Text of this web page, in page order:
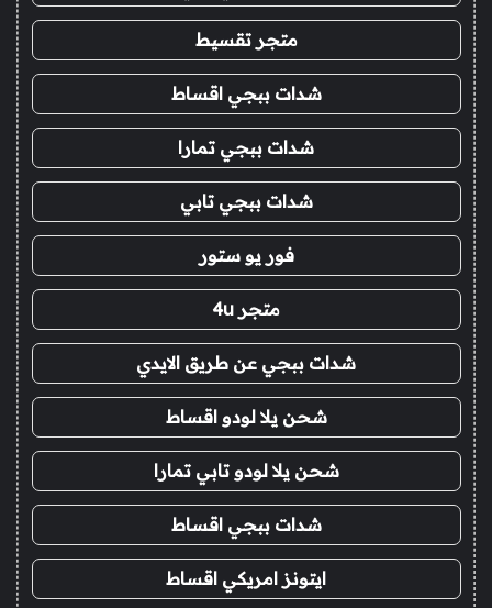
متجر تقسيط
شدات ببجي اقساط
شدات ببجي تمارا
شدات ببجي تابي
فور يو ستور
متجر 4u
شدات ببجي عن طريق الايدي
شحن يلا لودو اقساط
شحن يلا لودو تابي تمارا
شدات ببجي اقساط
ايتونز امريكي اقساط